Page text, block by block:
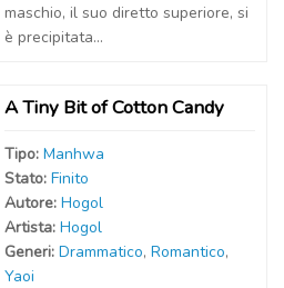
maschio, il suo diretto superiore, si
è precipitata...
A Tiny Bit of Cotton Candy
Tipo: Manhwa
Stato: Finito
Autore: Hogol
Artista: Hogol
Generi: Drammatico, Romantico,
Yaoi